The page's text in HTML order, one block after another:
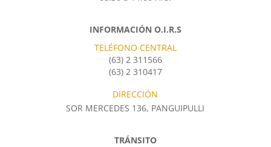
INFORMACIÓN O.I.R.S
TELÉFONO CENTRAL
(63) 2 311566
(63) 2 310417
DIRECCIÓN
SOR MERCEDES 136, PANGUIPULLI
TRÁNSITO